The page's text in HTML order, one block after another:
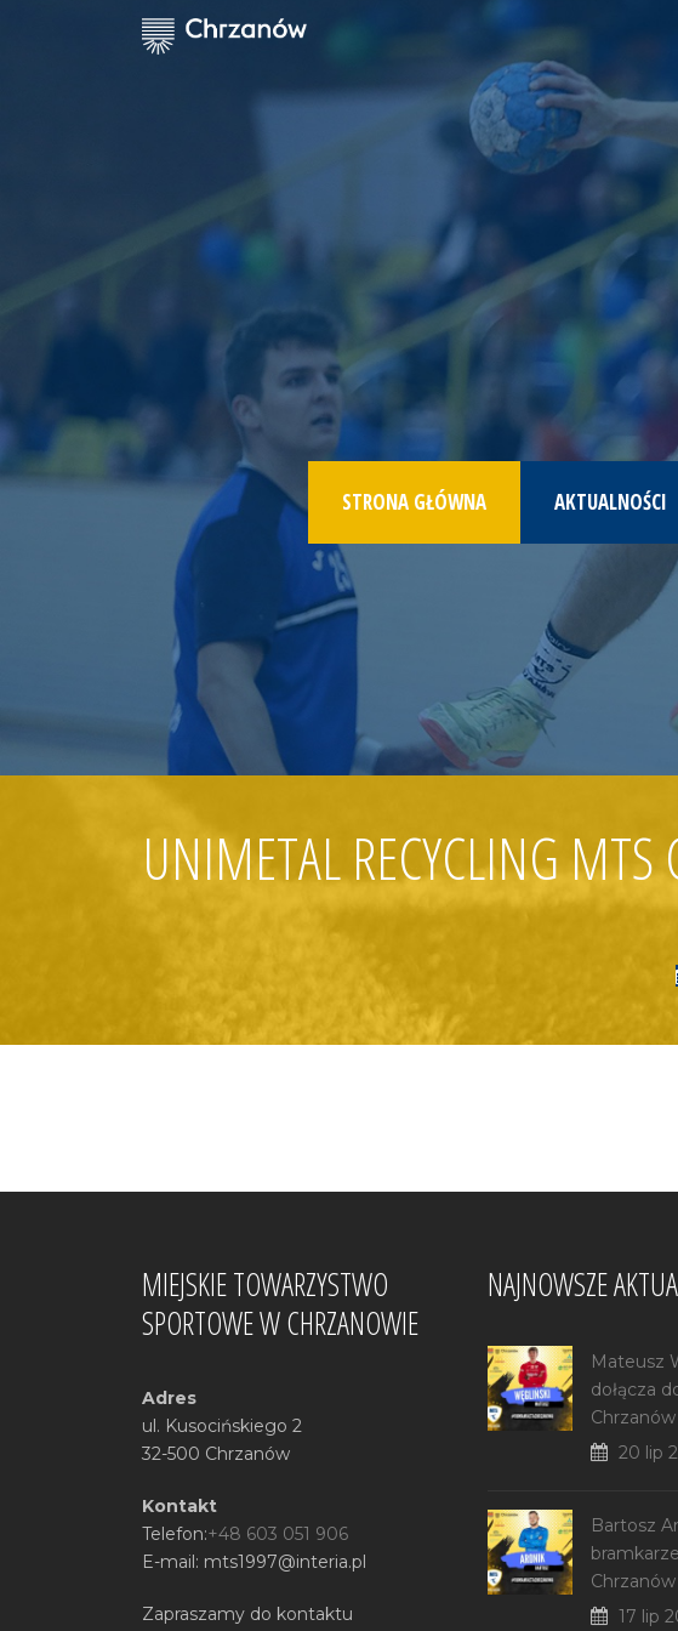
STRONA GŁÓWNA AKTUALNOŚCI
UNIMETAL RECYCLING MTS
MIEJSKIE TOWARZYSTWO
SPORTOWE W CHRZANOWIE
Adres
ul. Kusocińskiego 2
32-500 Chrzanów
Kontakt
Telefon:+48 603 051 906
E-mail: mts1997@interia.pl
Zapraszamy do kontaktu
NAJNOWSZE
Mateusz
dołącza
Chrzanów
20 lip
Bartosz
Chrzanów
17 lip